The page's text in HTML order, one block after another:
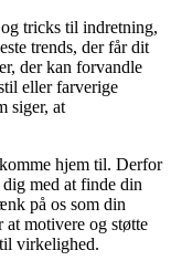
tricks til indretning,
trends, der får dit
der kan forvandle
eller farverige
siger, at
hjem til. Derfor
med at finde din
på os som din
motivere og støtte
virkelighed.